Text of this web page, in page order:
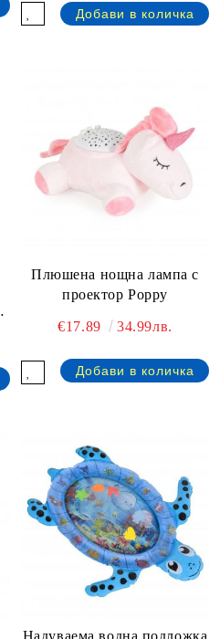
Плюшена нощна лампа с
проектор Poppy
€17.89 34.99лв.
Надуваема водна подложка